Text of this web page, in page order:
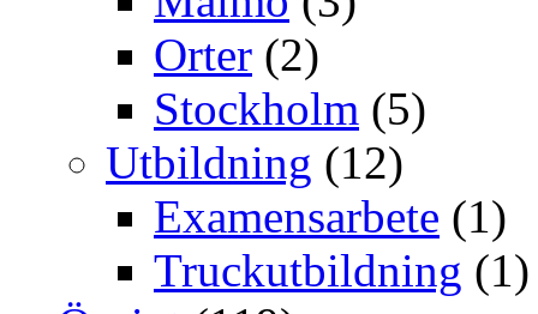
Orter (2)
Stockholm (5)
Utbildning (12)
Examensarbete (1)
Truckutbildning (1)